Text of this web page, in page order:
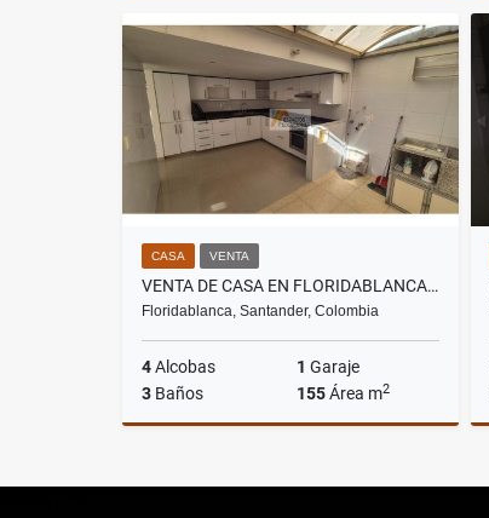
Arriendos
$10.150.000
CASA VENTA
VENTA DE CASA EN FLORIDABLANCA - CONJUNTO VILLA CAÑAVERAL
Floridablanca, Santander, Colombia
4Alcobas 1 Garaje
3 Baños 155Área m2
$750.000.000